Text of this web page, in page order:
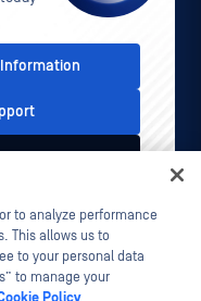
to analyze performance
This allows us to
to your personal data
to manage your
Information
quality assurance
Policy